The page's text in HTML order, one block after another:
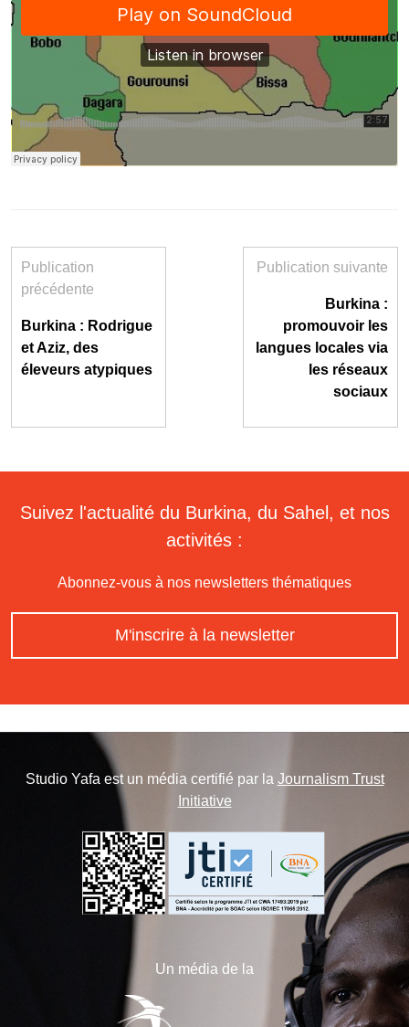
Publication
précédente
Burkina : Rodrigue
et Aziz, des
éleveurs atypiques
Publication suivante
Burkina :
promouvoir les
langues locales via
les réseaux
sociaux
Suivez l'actualité du Burkina, du Sahel, et nos
activités :
Abonnez-vous à nos newsletters thématiques
M'inscrire à la newsletter
Studio Yafa est un média certifié par la Journalism Trust
Initiative
Un média de la